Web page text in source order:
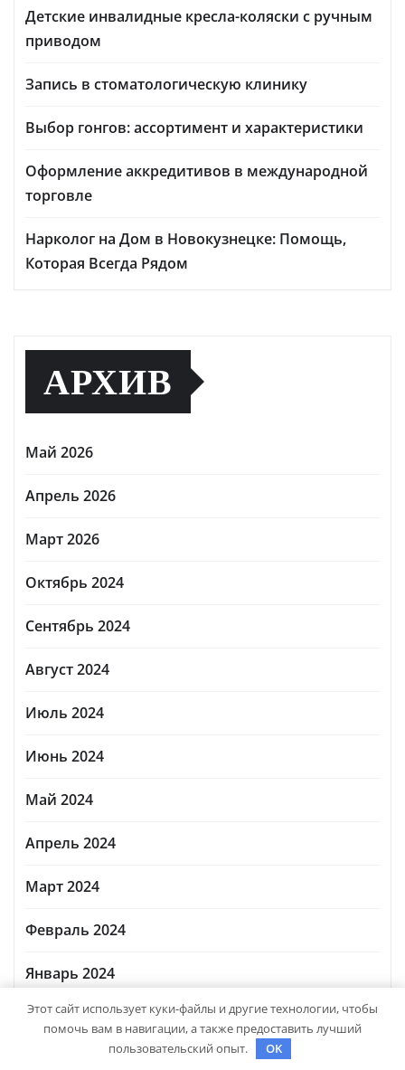
Детские инвалидные кресла-коляски с ручным
приводом
Запись в стоматологическую клинику
Выбор гонгов: ассортимент и характеристики
Оформление аккредитивов в международной
торговле
Нарколог на Дом в Новокузнецке: Помощь,
Которая Всегда Рядом
АРХИВ
Май 2026
Апрель 2026
Март 2026
Октябрь 2024
Сентябрь 2024
Август 2024
Июль 2024
Июнь 2024
Май 2024
Апрель 2024
Март 2024
Февраль 2024
Январь 2024
Декабрь 2023
Этот сайт использует куки-файлы и другие технологии, чтобы
помочь вам в навигации, а также предоставить лучший
пользовательский опыт.
OK